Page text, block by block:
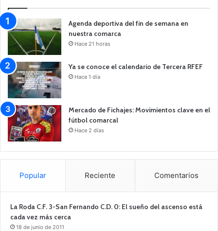
Agenda deportiva del fin de semana en
nuestra comarca
Hace 21 horas
Ya se conoce el calendario de Tercera RFEF
Hace 1 día
Mercado de Fichajes: Movimientos clave en el
fútbol comarcal
Hace 2 días
Popular Reciente Comentarios
La Roda C.F. 3-San Fernando C.D. 0: El sueño del ascenso está
cada vez más cerca
18 de junio de 2011